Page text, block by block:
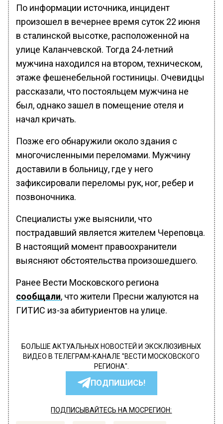
По информации источника, инцидент
произошел в вечернее время суток 22 июня
в сталинской высотке, расположенной на
улице Каланчевской. Тогда 24-летний
мужчина находился на втором, техническом,
этаже фешенебельной гостиницы. Очевидцы
рассказали, что постояльцем мужчина не
был, однако зашел в помещение отеля и
начал кричать.
Позже его обнаружили около здания с
многочисленными переломами. Мужчину
доставили в больницу, где у него
зафиксировали переломы рук, ног, ребер и
позвоночника.
Специалисты уже выяснили, что
пострадавший является жителем Череповца.
В настоящий момент правоохранители
выясняют обстоятельства произошедшего.
Ранее Вести Московского региона
сообщали, что жители Пресни жалуются на
ГИТИС из-за абитуриентов на улице.
БОЛЬШЕ АКТУАЛЬНЫХ НОВОСТЕЙ И ЭКСКЛЮЗИВНЫХ
ВИДЕО В ТЕЛЕГРАМ-КАНАЛЕ "ВЕСТИ МОСКОВСКОГО
РЕГИОНА".
ПОДПИШИСЬ!
ПОДПИСЫВАЙТЕСЬ НА МОСРЕГИОН: